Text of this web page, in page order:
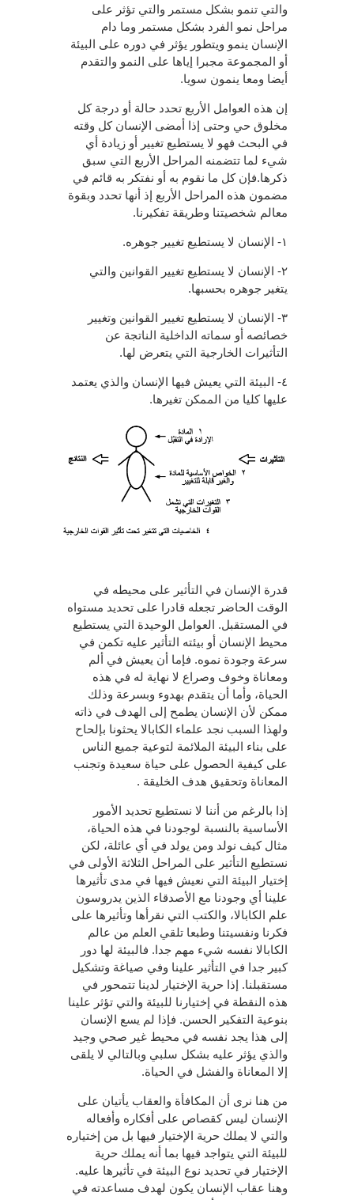
والتي تنمو بشكل مستمر والتي تؤثر على
مراحل نمو الفرد بشكل مستمر وما دام
الإنسان ينمو ويتطور يؤثر في دوره على البيئة
أو المجموعة مجبرا إياها على النمو والتقدم
أيضا ومعا ينمون سويا.
إن هذه العوامل الأربع تحدد حالة أو درجة كل
مخلوق حي وحتى إذا أمضى الإنسان كل وقته
في البحث فهو لا يستطيع تغيير أو زيادة أي
شيء لما تتضمنه المراحل الأربع التي سبق
ذكرها.فإن كل ما نقوم به أو نفتكر به قائم في
مضمون هذه المراحل الأربع إذ أنها تحدد وبقوة
معالم شخصيتنا وطريقة تفكيرنا.
١- الإنسان لا يستطيع تغيير جوهره.
٢- الإنسان لا يستطيع تغيير القوانين والتي
يتغير جوهره بحسبها.
٣- الإنسان لا يستطيع تغيير القوانين وتغيير
خصائصه أو سماته الداخلية الناتجة عن
التأثيرات الخارجية التي يتعرض لها.
٤- البيئة التي يعيش فيها الإنسان والذي يعتمد
عليها كليا من الممكن تغيرها.
قدرة الإنسان في التأثير على محيطه في
الوقت الحاضر تجعله قادرا على تحديد مستواه
في المستقبل. العوامل الوحيدة التي يستطيع
محيط الإنسان أو بيئته التأثير عليه تكمن في
سرعة وجودة نموه. فإما أن يعيش في ألم
ومعاناة وخوف وصراع لا نهاية له في هذه
الحياة، وأما أن يتقدم بهدوء وبسرعة وذلك
ممكن لأن الإنسان يطمح إلى الهدف في ذاته
ولهذا السبب نجد علماء الكابالا يحثونا بإلحاح
على بناء البيئة الملائمة لتوعية جميع الناس
على كيفية الحصول على حياة سعيدة وتجنب
المعاناة وتحقيق هدف الخليقة .
إذا بالرغم من أننا لا نستطيع تحديد الأمور
الأساسية بالنسبة لوجودنا في هذه الحياة،
مثال كيف نولد ومن يولد في أي عائلة، لكن
نستطيع التأثير على المراحل الثلاثة الأولى في
إختيار البيئة التي نعيش فيها في مدى تأثيرها
علينا أي وجودنا مع الأصدقاء الذين يدروسون
علم الكابالا، والكتب التي نقرأها وتأثيرها على
فكرنا ونفسيتنا وطبعا تلقي العلم من عالم
الكابالا نفسه شيء مهم جدا. فالبيئة لها دور
كبير جدا في التأثير علينا وفي صياغة وتشكيل
مستقبلنا. إذا حرية الإختيار لدينا تتمحور في
هذه النقطة في إختيارنا للبيئة والتي تؤثر علينا
بنوعية التفكير الحسن. فإذا لم يسع الإنسان
إلى هذا يجد نفسه في محيط غير صحي وجيد
والذي يؤثر عليه بشكل سلبي وبالتالي لا يلقى
إلا المعاناة والفشل في الحياة.
من هنا نرى أن المكافأة والعقاب يأتيان على
الإنسان ليس كقصاص على أفكاره وأفعاله
والتي لا يملك حرية الإختيار فيها بل من إختياره
للبيئة التي يتواجد فيها بما أنه يملك حرية
الإختيار في تحديد نوع البيئة في تأثيرها عليه.
وهنا عقاب الإنسان يكون لهدف مساعدته في